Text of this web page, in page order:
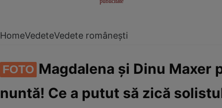
HomeVedeteVedete românești
FOTO Magdalena și Dinu Maxer
nuntă! Ce a putut să zică